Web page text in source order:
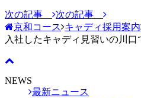
次の記事
次の記事
京和コース キャディ採用案内
入社したキャディ見習いの川口
NEWS
最新ニュース